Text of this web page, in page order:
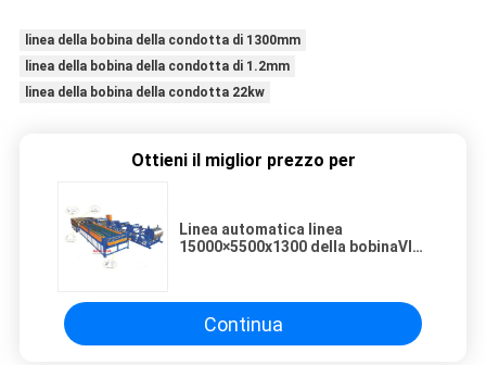
linea della bobina della condotta di 1300mm
linea della bobina della condotta di 1.2mm
linea della bobina della condotta 22kw
Ottieni il miglior prezzo per
Linea automatica linea
15000×5500x1300 della bobinaⅥ
Continua